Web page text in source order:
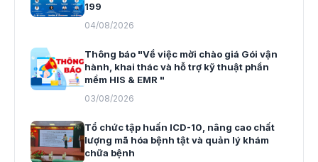
199
04/08/2026
Thông báo "Về việc mời chào giá Gói vận
hành, khai thác và hỗ trợ kỹ thuật phần
mềm HIS & EMR "
03/08/2026
Tổ chức tập huấn ICD-10, nâng cao chất
lượng mã hóa bệnh tật và quản lý khám
chữa bệnh